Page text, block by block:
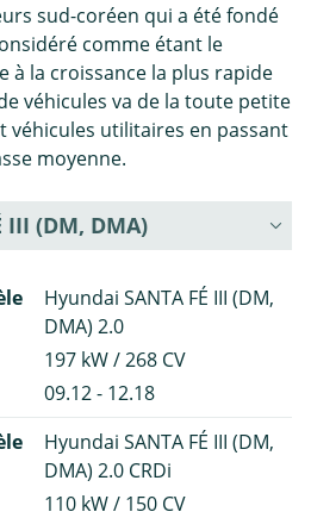
sud-coréen qui a été fondé
comme étant le
la croissance la plus rapide
véhicules va de la toute petite
véhicules utilitaires en passant
moyenne.
III (DM, DMA)
Hyundai SANTA FÉ III (DM,
DMA) 2.0
197 kW / 268 CV
09.12 - 12.18
Hyundai SANTA FÉ III (DM,
DMA) 2.0 CRDi
110 kW / 150 CV